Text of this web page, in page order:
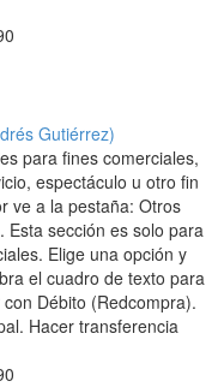
Gutiérrez)
para fines comerciales,
espectáculo u otro fin
ve a la pestaña: Otros
Esta sección es solo para
Elige una opción y
el cuadro de texto para
Débito (Redcompra).
Hacer transferencia